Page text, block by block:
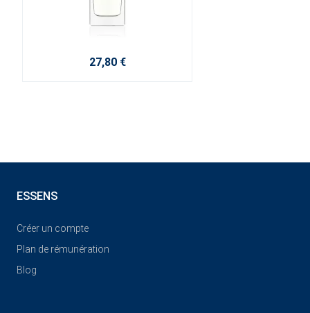
27,80 €
ESSENS
Créer un compte
Plan de rémunération
Blog